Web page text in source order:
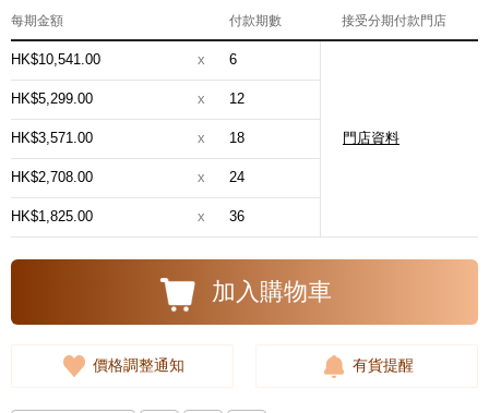
每期金額 付款期數 接受分期付款門店
HK$10,541.00 x 6
門店資料
HK$5,299.00 x 12
HK$3,571.00 x 18
HK$2,708.00 x 24
HK$1,825.00 x 36
加入購物車
價格調整通知 有貨提醒